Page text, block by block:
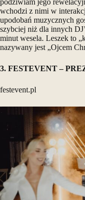
podziwiam jego
wchodzi z nimi w
upodobań muzycznych
szybciej niż dla innych
minut wesela. Leszek to
nazywany jest „Ojcem
3. FESTEVENT –
festevent.pl